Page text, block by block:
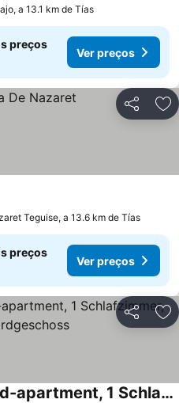
a 13.1 km de Tías
preços
Ver preços
Partilhar
Teguise, a 13.6 km de Tías
preços
Ver preços
Partilhar
Finca Marisa - Standard-apartment, 1 Schlafzimmer, Terrasse, Erdgeschoss